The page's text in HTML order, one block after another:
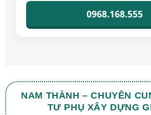
0968.168.555
NAM THÀNH – CHUYÊN
TƯ PHỤ XÂY DỰNG